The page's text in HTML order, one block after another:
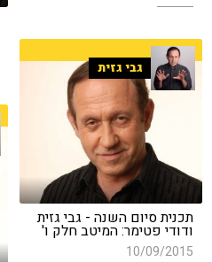
גבי גזית
תכנית סיום השנה - גבי גזית
ודודי פטימר: המיטב חלק ו'
10/09/2015